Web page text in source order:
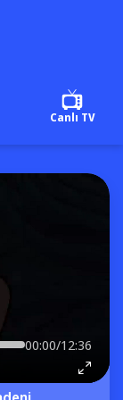
Canlı TV
00:00/12:36